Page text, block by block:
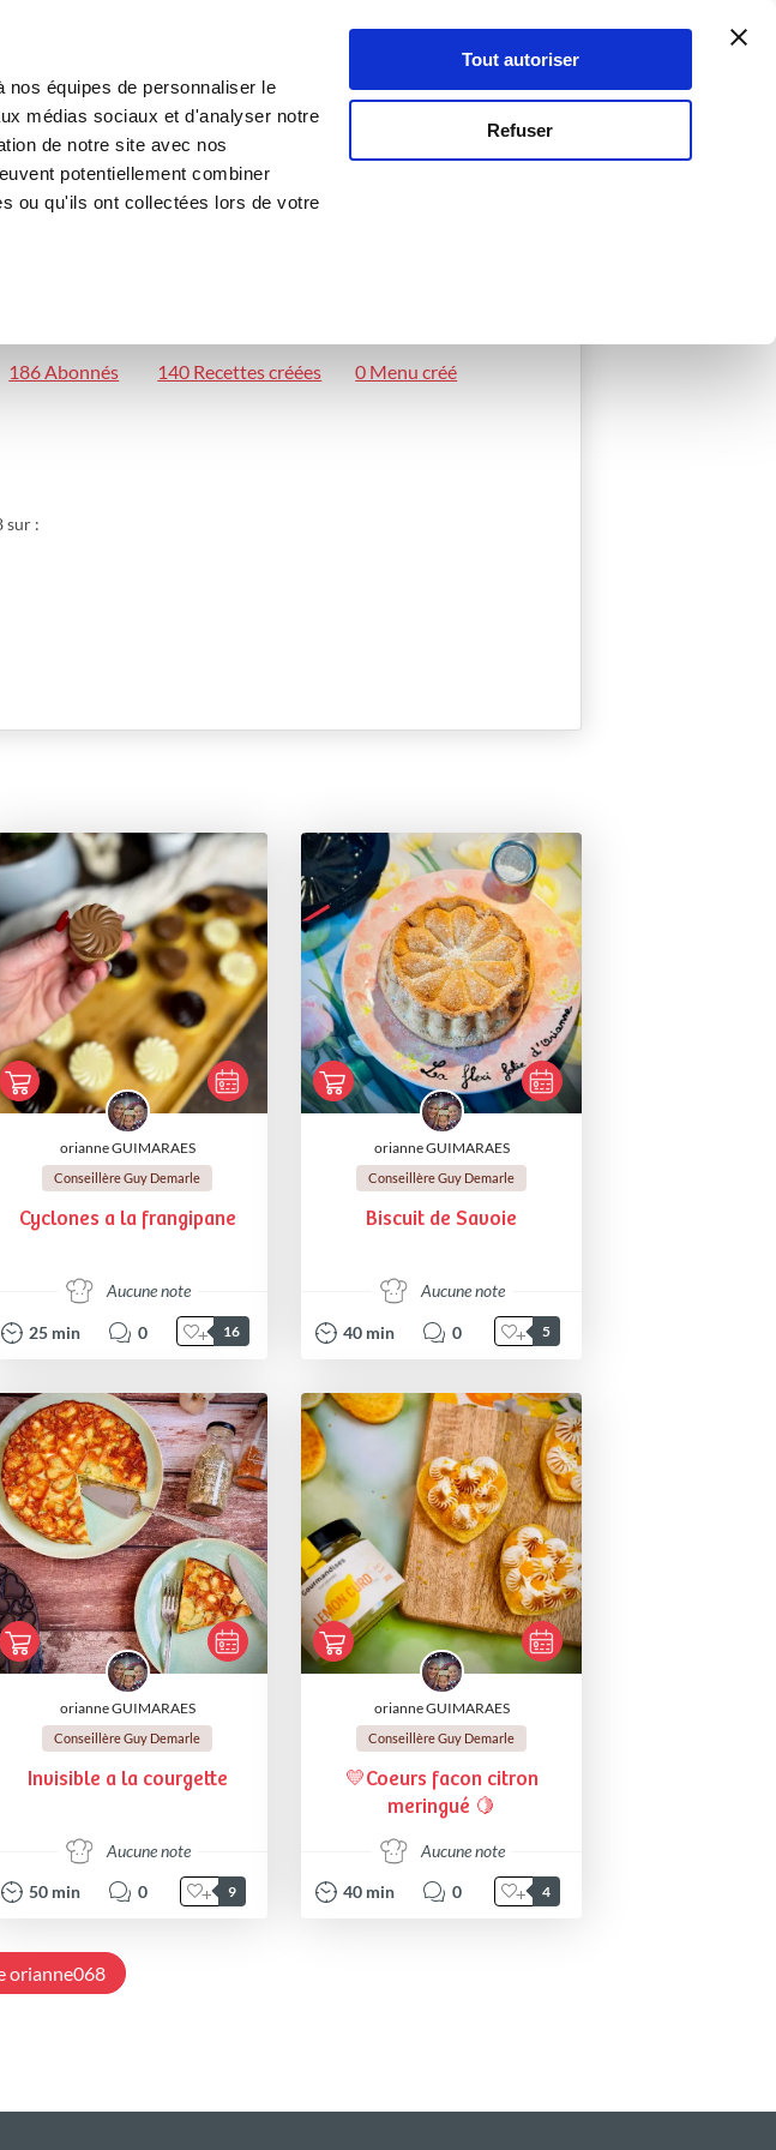
équipes de personnaliser le
médias sociaux et d'analyser notre
de notre site avec nos
potentiellement combiner
ou qu'ils ont collectées lors de votre
Tout autoriser
Refuser
Se connecter
186 Abonnés 140 Recettes créées 0 Menu créé
sur :
orianne GUIMARAES
Conseillère Guy Demarle
Cyclones a la frangipane
Aucune note
25 min 0 16
orianne GUIMARAES
Conseillère Guy Demarle
Biscuit de Savoie
Aucune note
40 min 0 5
orianne GUIMARAES
Conseillère Guy Demarle
Invisible a la courgette
Aucune note
50 min 0 9
orianne GUIMARAES
Conseillère Guy Demarle
💛Coeurs facon citron
meringué 🍋
Aucune note
40 min 0 4
orianne068